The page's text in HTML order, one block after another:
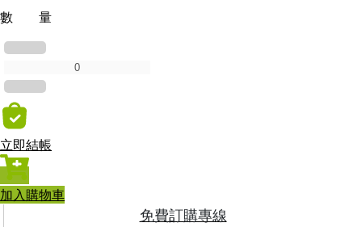
數 量
立即結帳
加入購物車
免費訂購專線